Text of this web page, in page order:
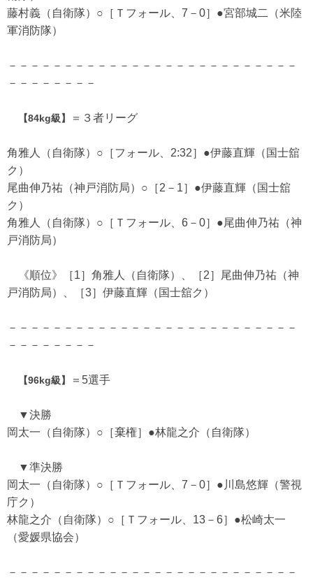
藤村義（自衛隊）○［Ｔフォール、7－0］●宮部城二（米陸
軍消防隊）
－－－－－－－－－－－－－－－－－－－－－－－－－－
－－－－－－－－
【84kg級】 ＝３者リーグ
角雅人（自衛隊）○［フォール、2:32］●伊藤直輝（国士舘
ク）
尾曲伸乃祐（神戸消防局）○［2－1］●伊藤直輝（国士舘
ク）
角雅人（自衛隊）○［Ｔフォール、6－0］●尾曲伸乃祐（神
戸消防局）
《順位》［1］角雅人（自衛隊）、［2］尾曲伸乃祐（神
戸消防局）、［3］伊藤直輝（国士舘ク）
－－－－－－－－－－－－－－－－－－－－－－－－－－
－－－－－－－－
【96kg級】 ＝5選手
▼決勝
岡太一（自衛隊）○［棄権］●林龍之介（自衛隊）
▼準決勝
岡太一（自衛隊）○［Ｔフォール、7－0］●川島悠輝（警視
庁ク）
林龍之介（自衛隊）○［Ｔフォール、13－6］●松崎太一
（愛媛県協会）
－－－－－－－－－－－－－－－－－－－－－－－－－－